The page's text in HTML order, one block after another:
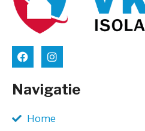
Navigatie
Home